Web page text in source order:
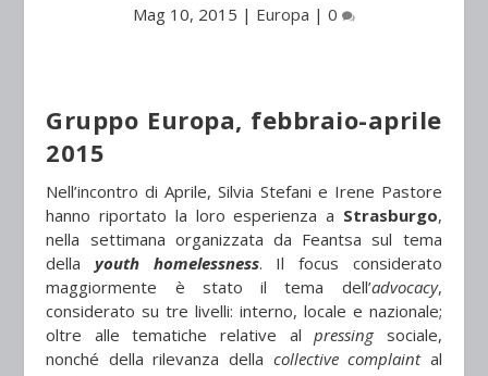
Mag 10, 2015 | Europa | 0
Gruppo Europa, febbraio-aprile
2015
Nell’incontro di Aprile, Silvia Stefani e Irene Pastore
hanno riportato la loro esperienza a Strasburgo,
nella settimana organizzata da Feantsa sul tema
dellayouth homelessness. Il focus considerato
maggiormente è stato il tema dell’advocacy,
considerato su tre livelli: interno, locale e nazionale;
oltre alle tematiche relative alpressingsociale,
nonché della rilevanza della collective complaintal